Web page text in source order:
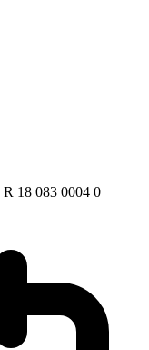
R 18 083 0004 0